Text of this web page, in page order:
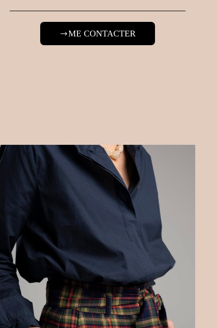
ME CONTACTER